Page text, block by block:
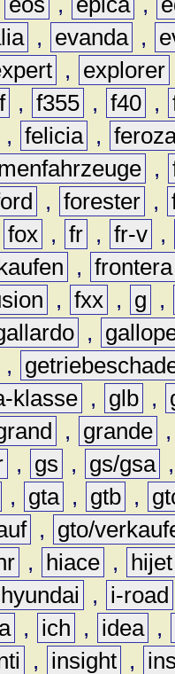
, evanda ,
, explorer
, f355 , f40 ,
, felicia ,
,
, forester ,
fox , fr , fr-v ,
, frontera
, fxx , g
,
,
,
klasse , glb ,
, grande
, gs , gs/gsa
, gta , gtb ,
,
gto/
, hiace ,
hijet
hyundai ,
i-road
, ich , idea ,
, insight ,